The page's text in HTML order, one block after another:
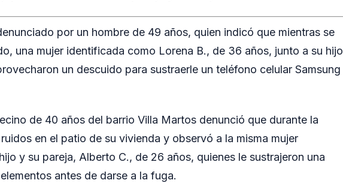
por un hombre de 49 años, quien indicó que mientras se
una mujer identificada como Lorena B., de 36 años, junto a su hijo
un descuido para sustraerle un teléfono celular Samsung
de 40 años del barrio Villa Martos denunció que durante la
en el patio de su vivienda y observó a la misma mujer
y su pareja, Alberto C., de 26 años, quienes le sustrajeron una
antes de darse a la fuga.